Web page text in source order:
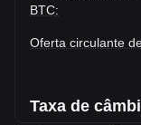
BTC:
Oferta circulante
Taxa de